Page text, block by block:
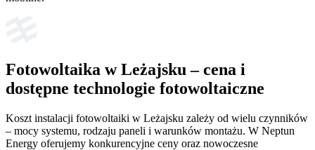
Fotowoltaika w Leżajsku – cena i
dostępne technologie fotowoltaiczne
Koszt instalacji fotowoltaiki w Leżajsku zależy od wielu czynników
– mocy systemu, rodzaju paneli i warunków montażu. W Neptun
Energy oferujemy konkurencyjne ceny oraz nowoczesne